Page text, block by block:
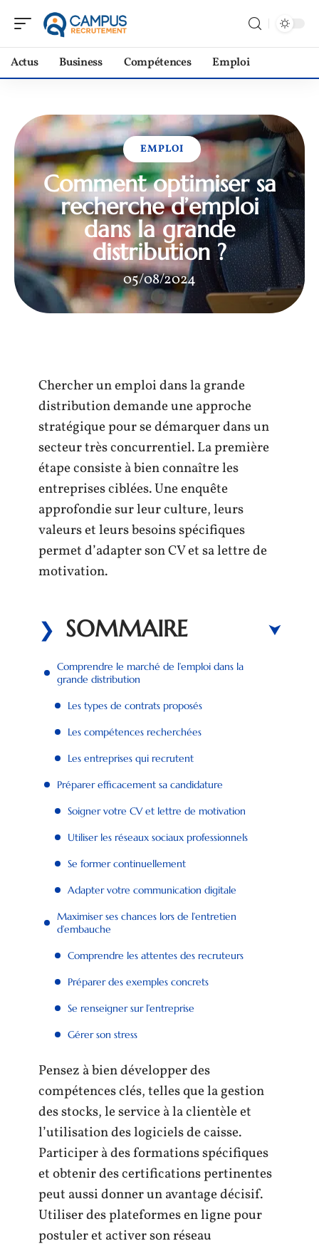
Actus Business Compétences Emploi
EMPLOI
Comment optimiser sa
recherche d’emploi
dans la grande
distribution ?
05/08/2024
Chercher un emploi dans la grande
distribution demande une approche
stratégique pour se démarquer dans un
secteur très concurrentiel. La première
étape consiste à bien connaître les
entreprises ciblées. Une enquête
approfondie sur leur culture, leurs
valeurs et leurs besoins spécifiques
permet d’adapter son CV et sa lettre de
motivation.
SOMMAIRE
Comprendre le marché de l’emploi dans la
grande distribution
Les types de contrats proposés
Les compétences recherchées
Les entreprises qui recrutent
Préparer efficacement sa candidature
Soigner votre CV et lettre de motivation
Utiliser les réseaux sociaux professionnels
Se former continuellement
Adapter votre communication digitale
Maximiser ses chances lors de l’entretien
d’embauche
Comprendre les attentes des recruteurs
Préparer des exemples concrets
Se renseigner sur l’entreprise
Gérer son stress
Pensez à bien développer des
compétences clés, telles que la gestion
des stocks, le service à la clientèle et
l’utilisation des logiciels de caisse.
Participer à des formations spécifiques
et obtenir des certifications pertinentes
peut aussi donner un avantage décisif.
Utiliser des plateformes en ligne pour
postuler et activer son réseau